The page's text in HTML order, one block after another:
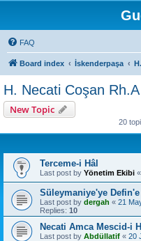
FAQ
Board index İskenderpaşa
H. Necati Coşan Rh.A
New Topic
20
Terceme-i Hâl
Last post by Yönetim Ekibi «
Süleymaniye'ye Defin'e
Last post by dergah « 21
Replies: 10
Necati Amca Mescid-i
Last post by Abdüllatif « 20